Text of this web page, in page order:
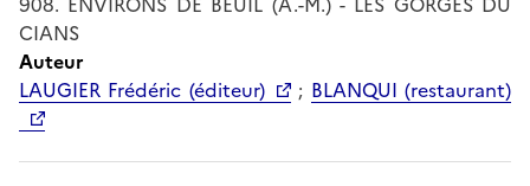
CIANS
Auteur
LAUGIER Frédéric (éditeur)
; BLANQUI (restaurant)